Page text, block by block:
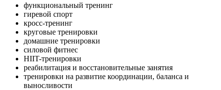
функциональный тренинг
гиревой спорт
кросс-тренинг
круговые тренировки
домашние тренировки
силовой фитнес
HIIT-тренировки
реабилитация и восстановительные занятия
тренировки на развитие координации, баланса и
выносливости